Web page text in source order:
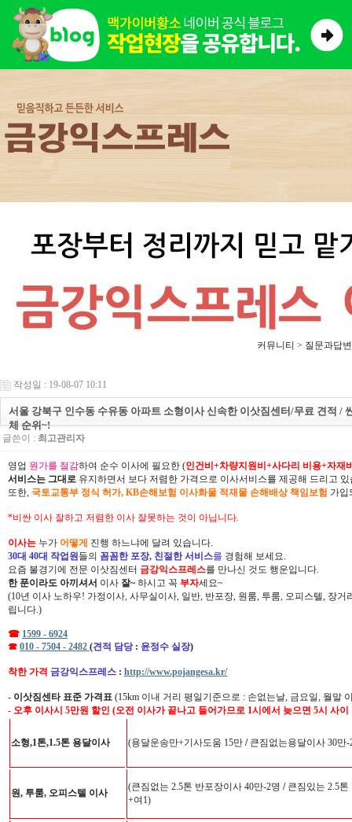
커뮤니티 > 질문과답변
작성일 : 19-08-07 10:11
서울 강북구 인수동 수유동 아파트 소형이사 신속한 이삿짐센터/무료 견적 /
체 순위~!
글쓴이 : 최고관리자
영업 원가를 절감하여 순수 이사에 필요한 (인건비+차량지원비+사다리 비용+자재
서비스는 그대로 유지하면서 보다 저렴한 가격으로 이사서비스를 제공해 드리고 있
또한, 국토교통부 정식 허가, KB손해보험 이사화물 적재물 손해배상 책임보험 가입
*비싼 이사 잘하고 저렴한 이사 잘못하는 것이 아닙니다.
이사는 누가 어떻게 진행 하느냐에 달려 있습니다.
30대 40대 작업원들의 꼼꼼한 포장, 친절한 서비스를 경험해 보세요.
요즘 불경기에 전문 이삿짐센터 금강익스프레스를 만나신 것도 행운입니다.
한 푼이라도 아끼셔서 이사 잘~ 하시고 꼭 부자세요~
(10년 이사 노하우! 가정이사, 사무실이사, 일반, 반포장, 원룸, 투룸, 오피스텔, 장
립니다.)
☎ 1599 - 6924
☎ 010 - 7504 - 2482 (견적 담당 : 윤정수 실장)
착한 가격 금강익스프레스 : http://www.pojangesa.kr/
- 이삿짐센타 표준 가격표 (15km 이내 거리 평일기준으로 : 손없는날, 금요일, 월말
- 오후 이사시 5만원 할인 (오전 이사가 끝나고 들어가므로 1시에서 늦으면 5시 사
소형,1톤,1.5톤 용달이사 (용달운송만+기사도움 15만 /큰짐없는용달이사 30만-
원, 투룸, 오피스텔 이사
(큰짐없는 2.5톤 반포장이사 40만-2명 /큰짐있는 2.5톤
+여1)